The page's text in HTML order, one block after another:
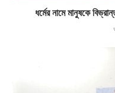
ধর্মের নামে মানুষকে